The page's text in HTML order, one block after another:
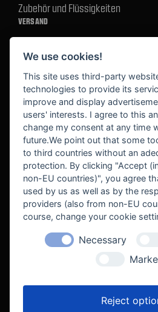
Zubehör und Flüssigkeiten
VERSAND
BEKANNT AUS
We use cookies!
This site uses third-party
technologies to provide its
improve and display
users' interests. I agree to this
change my consent at any time
future.We point out that some
to third countries without an
protection. By clicking "Accept
non-EU countries)", you agree
used by us as well as by the
providers (also from non-EU
course, change your cookie
Necessary
Reject